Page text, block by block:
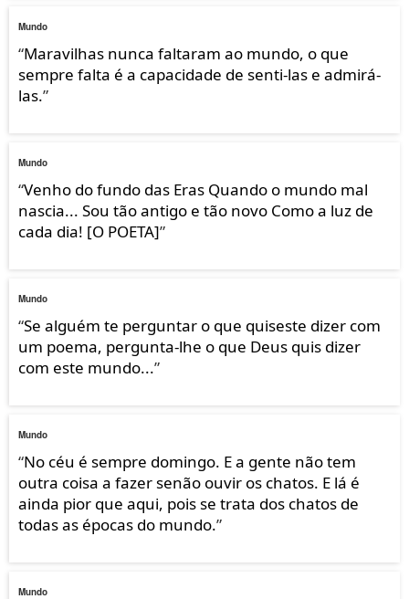
Mundo
“Maravilhas nunca faltaram ao mundo, o que
sempre falta é a capacidade de senti-las e admirá-
las.”
Mundo
“Venho do fundo das Eras Quando o mundo mal
nascia... Sou tão antigo e tão novo Como a luz de
cada dia! [O POETA]”
Mundo
“Se alguém te perguntar o que quiseste dizer com
um poema, pergunta-lhe o que Deus quis dizer
com este mundo...”
Mundo
“No céu é sempre domingo. E a gente não tem
outra coisa a fazer senão ouvir os chatos. E lá é
ainda pior que aqui, pois se trata dos chatos de
todas as épocas do mundo.”
Mundo